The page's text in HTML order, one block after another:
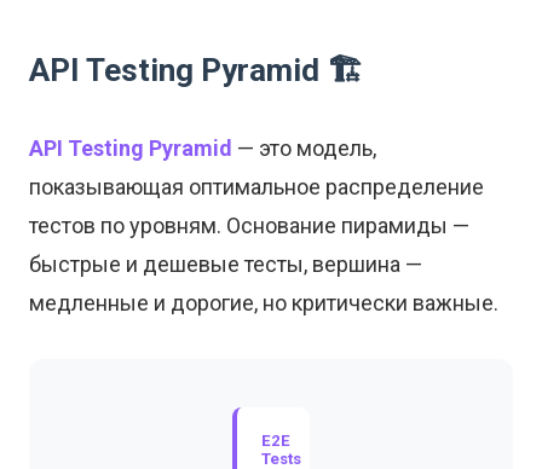
API Testing Pyramid 🏗️
API Testing Pyramid — это модель,
показывающая оптимальное распределение
тестов по уровням. Основание пирамиды —
быстрые и дешевые тесты, вершина —
медленные и дорогие, но критически важные.
E2E
Tests